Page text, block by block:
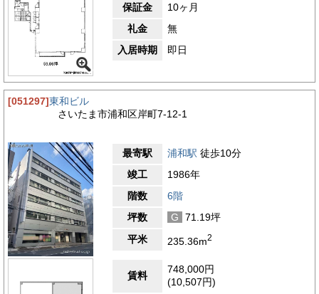
保証金
10ヶ月
礼金
無
入居時期
即日
[051297]東和ビル
さいたま市浦和区岸町7-12-1
最寄駅 浦和駅 徒歩10分
竣工
1986年
階数
6階
坪数
G
71.19坪
平米
235.36m2
賃料
748,000円
(10,507円)